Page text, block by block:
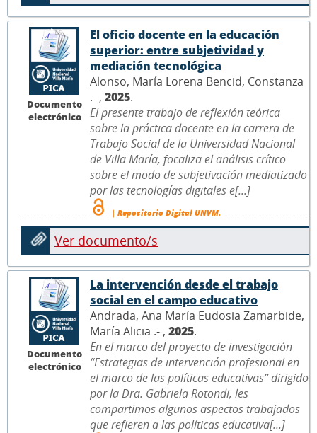
Documento
electrónico
El oficio docente en la educación
superior: entre subjetividad y
mediación tecnológica
Alonso, María Lorena Bencid, Constanza
.- , 2025.
El presente trabajo de reflexión teórica
sobre la práctica docente en la carrera de
Trabajo Social de la Universidad Nacional
de Villa María, focaliza el análisis crítico
sobre el modo de subjetivación mediatizado
por las tecnologías digitales e[...]
| Repositorio Digital UNVM.
Ver documento/s
Documento
electrónico
La intervención desde el trabajo
social en el campo educativo
Andrada, Ana María Eudosia Zamarbide,
María Alicia .- , 2025.
En el marco del proyecto de investigación
“Estrategias de intervención profesional en
el marco de las políticas educativas” dirigido
por la Dra. Gabriela Rotondi, les
compartimos algunos aspectos trabajados
que refieren a las políticas educativa[...]